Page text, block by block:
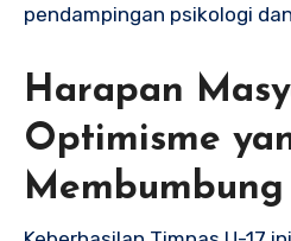
pendampingan psikologi
Harapan
Optimisme